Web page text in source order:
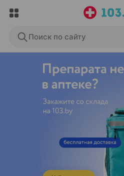
Поиск по сайту
ЭФФЕКТИВНАЯ